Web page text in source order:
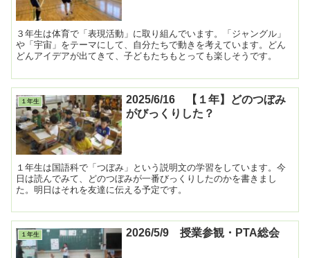
３年生は体育で「表現活動」に取り組んでいます。「ジャングル」
や「宇宙」をテーマにして、自分たちで動きを考えています。どん
どんアイデアが出てきて、子どもたちもとっても楽しそうです。
１年生
2025/6/16 【１年】どのつぼみ
がびっくりした？
１年生は国語科で「つぼみ」という説明文の学習をしています。今
日は読んでみて、どのつぼみが一番びっくりしたのかを書きまし
た。明日はそれを友達に伝える予定です。
１年生 2026/5/9 授業参観・PTA総会